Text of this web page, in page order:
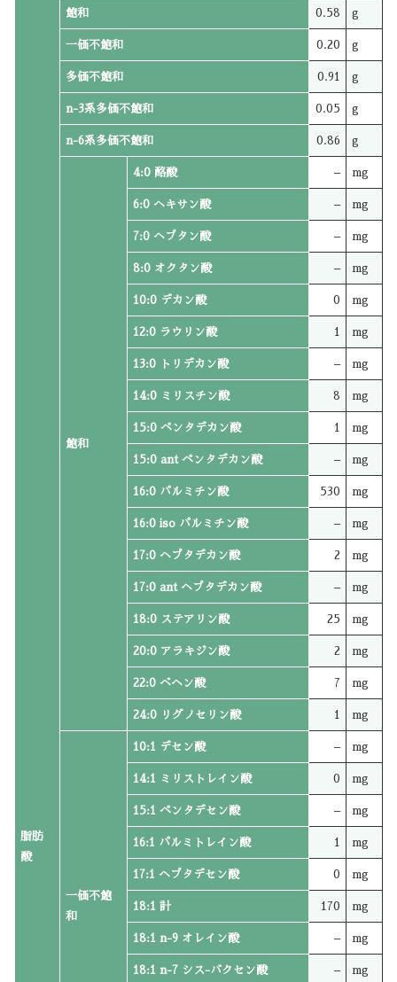
脂肪
酸
飽和 0.58 g
一価不飽和 0.20 g
多価不飽和 0.91 g
n-3系多価不飽和 0.05 g
n-6系多価不飽和 0.86 g
飽和
4:0 酪酸 – mg
6:0 ヘキサン酸 – mg
7:0 ヘプタン酸 – mg
8:0 オクタン酸 – mg
10:0 デカン酸 0 mg
12:0 ラウリン酸 1 mg
13:0 トリデカン酸 – mg
14:0 ミリスチン酸 8 mg
15:0 ペンタデカン酸 1 mg
15:0 ant ペンタデカン酸 – mg
16:0 パルミチン酸 530 mg
16:0 iso パルミチン酸 – mg
17:0 ヘプタデカン酸 2 mg
17:0 ant ヘプタデカン酸 – mg
18:0 ステアリン酸 25 mg
20:0 アラキジン酸 2 mg
22:0 ベヘン酸 7 mg
24:0 リグノセリン酸 1 mg
一価不飽
和
10:1 デセン酸 – mg
14:1 ミリストレイン酸 0 mg
15:1 ペンタデセン酸 – mg
16:1 パルミトレイン酸 1 mg
17:1 ヘプタデセン酸 0 mg
18:1 計 170 mg
18:1 n-9 オレイン酸 – mg
18:1 n-7 シス-バクセン酸 – mg